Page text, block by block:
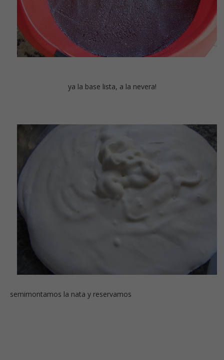
ya la base lista, a la nevera!
semimontamos la nata y reservamos